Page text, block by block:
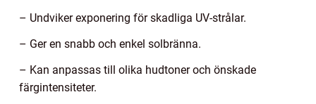
– Undviker exponering för skadliga UV-strålar.
– Ger en snabb och enkel solbränna.
– Kan anpassas till olika hudtoner och önskade
färgintensiteter.